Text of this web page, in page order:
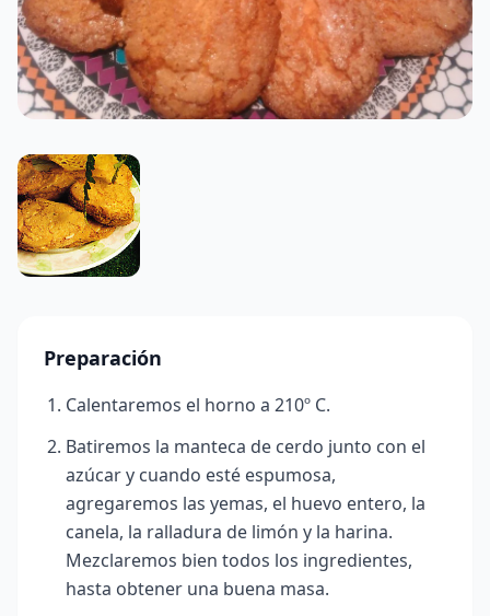
Preparación
Calentaremos el horno a 210º C.
Batiremos la manteca de cerdo junto con el
azúcar y cuando esté espumosa,
agregaremos las yemas, el huevo entero, la
canela, la ralladura de limón y la harina.
Mezclaremos bien todos los ingredientes,
hasta obtener una buena masa.